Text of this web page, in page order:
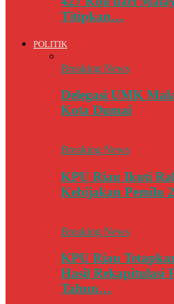
Titipkan…
POLITIK
Breaking News
Delegasi UMK
Kota Dumai
Breaking News
KPU Riau Ikuti
Kebijakan Pemilu
Breaking News
KPU Riau
Hasil Rekapitulasi
Tahun…